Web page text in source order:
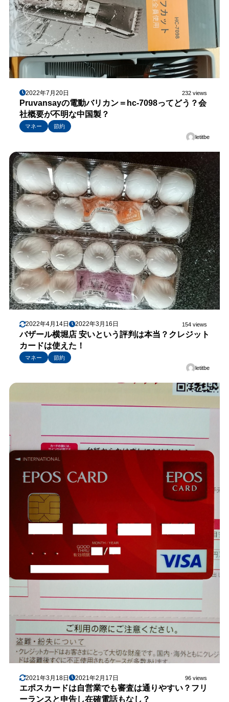
2022年7月20日 232 views
Pruvansayの電動バリカン＝hc-7098ってどう？会
社概要が不明な中国製？
マネー
節約
letitbe
2022年4月14日 2022年3月16日 154 views
バザール横堀店 安いという評判は本当？クレジット
カードは使えた！
マネー
節約
letitbe
2021年3月18日 2021年2月17日 96 views
エポスカードは自営業でも審査は通りやすい？フリ
ーランスと申告し在確電話もなし？